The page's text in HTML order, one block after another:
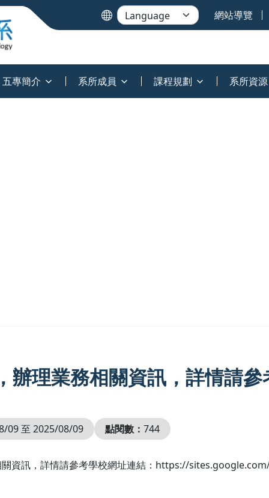
網站導覽
五專簡介 系所成員 課程規劃 系所資源
辦理業務相關資訊，詳情請
09 至 2025/08/09 點閱數： 744
關資訊，詳情請參考學校網址連結：https://